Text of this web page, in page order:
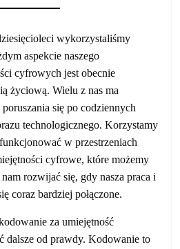
wykorzystaliśmy
aspekcie naszego
cyfrowych jest obecnie
życiową. Wielu z nas ma
się po codziennych
technologicznego. Korzystamy
w przestrzeniach
cyfrowe, które możemy
rozwijać się, gdy nasza praca i
coraz bardziej połączone.
za umiejętność
dalsze od prawdy. Kodowanie to